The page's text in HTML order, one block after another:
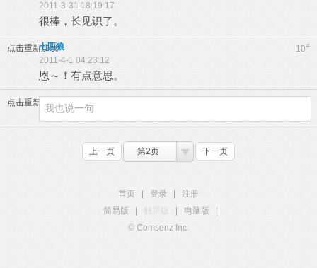
2011-3-31 18:19:17
很棒，长见识了。
点击重新加载 10#
七匹狼
2011-4-1 04:23:12
恩～！有点意思。
点击重新加载
上一页 第2页 下一页
首页 登录
注册
简易版
触屏版 电脑版
© Comsenz Inc.